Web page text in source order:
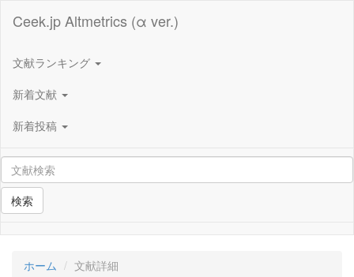
Ceek.jp Altmetrics (α ver.)
文献ランキング
新着文献
新着投稿
検索
ホーム 文献詳細